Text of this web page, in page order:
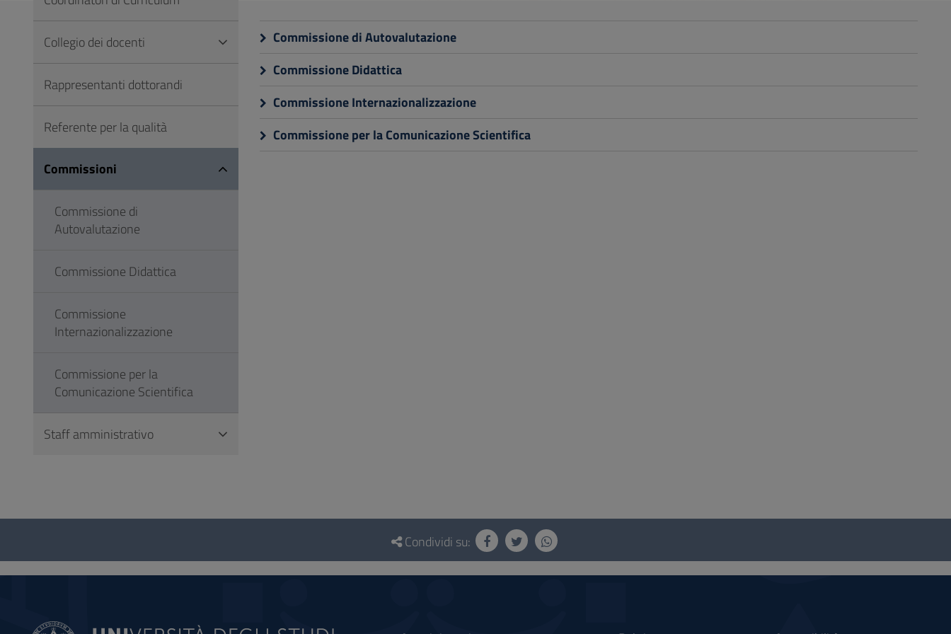
Footer
Commissione di Autovalutazione
Commissione Didattica
Commissione Internazionalizzazione
Commissione per la Comunicazione Scientifica
Collegio dei docenti
Rappresentanti dottorandi
Referente per la qualità
Commissioni
Commissione di
Autovalutazione
Commissione Didattica
Commissione
Internazionalizzazione
Commissione per la
Comunicazione Scientifica
Staff amministrativo
Questionario
social
Condividi su: